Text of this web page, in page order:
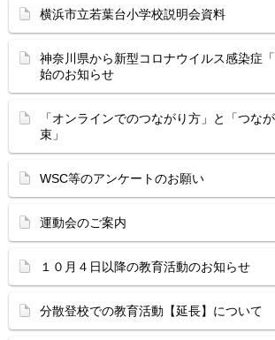
横浜市立若葉台小学校説明会資料
神奈川県から新型コロナウイルス感染症
始のお知らせ
「オンラインでのつながり方」と「つな
束」
WSC等のアンケートのお願い
運動会のご案内
１０月４日以降の教育活動のお知らせ
分散登校での教育活動【延長】について